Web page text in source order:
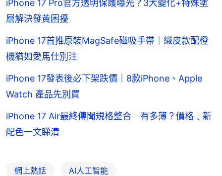
iPhone 17 Pro官方透明保護曝光？3大變化+特殊塗
層解決發黃困擾
iPhone 17首推原裝MagSafe磁吸手帶｜織皮款配橙
機猶如愛馬仕別注
iPhone 17發表後必下架跌價｜8款iPhone、Apple
Watch 產品先別買
iPhone 17 Air最終傳聞規格整合 有多薄？價格﹑新
配色一文睇清
網上熱話 AI人工智能